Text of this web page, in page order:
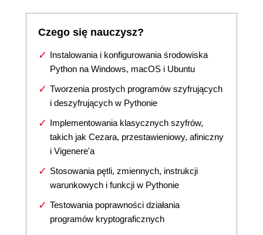
Czego się nauczysz?
Instalowania i konfigurowania środowiska
Python na Windows, macOS i Ubuntu
Tworzenia prostych programów szyfrujących
i deszyfrujących w Pythonie
Implementowania klasycznych szyfrów,
takich jak Cezara, przestawieniowy, afiniczny
i Vigenere'a
Stosowania pętli, zmiennych, instrukcji
warunkowych i funkcji w Pythonie
Testowania poprawności działania
programów kryptograficznych